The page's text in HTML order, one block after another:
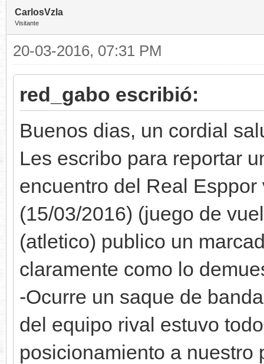
CarlosVzla
Visitante
20-03-2016, 07:31 PM
red_gabo escribió:
Buenos dias, un cordial
Les escribo para reportar
encuentro del Real
(15/03/2016) (juego de
(atletico) publico un
claramente como lo
-Ocurre un saque de
del equipo rival estuvo
posicionamiento a nuestro